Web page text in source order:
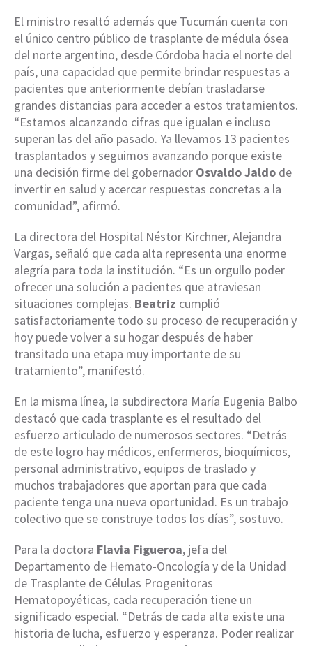
El ministro resaltó además que Tucumán cuenta con
el único centro público de trasplante de médula ósea
del norte argentino, desde Córdoba hacia el norte del
país, una capacidad que permite brindar respuestas a
pacientes que anteriormente debían trasladarse
grandes distancias para acceder a estos tratamientos.
“Estamos alcanzando cifras que igualan e incluso
superan las del año pasado. Ya llevamos 13 pacientes
trasplantados y seguimos avanzando porque existe
una decisión firme del gobernador Osvaldo Jaldo de
invertir en salud y acercar respuestas concretas a la
comunidad”, afirmó.
La directora del Hospital Néstor Kirchner, Alejandra
Vargas, señaló que cada alta representa una enorme
alegría para toda la institución. “Es un orgullo poder
ofrecer una solución a pacientes que atraviesan
situaciones complejas. Beatriz cumplió
satisfactoriamente todo su proceso de recuperación y
hoy puede volver a su hogar después de haber
transitado una etapa muy importante de su
tratamiento”, manifestó.
En la misma línea, la subdirectora María Eugenia Balbo
destacó que cada trasplante es el resultado del
esfuerzo articulado de numerosos sectores. “Detrás
de este logro hay médicos, enfermeros, bioquímicos,
personal administrativo, equipos de traslado y
muchos trabajadores que aportan para que cada
paciente tenga una nueva oportunidad. Es un trabajo
colectivo que se construye todos los días”, sostuvo.
Para la doctora Flavia Figueroa, jefa del
Departamento de Hemato-Oncología y de la Unidad
de Trasplante de Células Progenitoras
Hematopoyéticas, cada recuperación tiene un
significado especial. “Detrás de cada alta existe una
historia de lucha, esfuerzo y esperanza. Poder realizar